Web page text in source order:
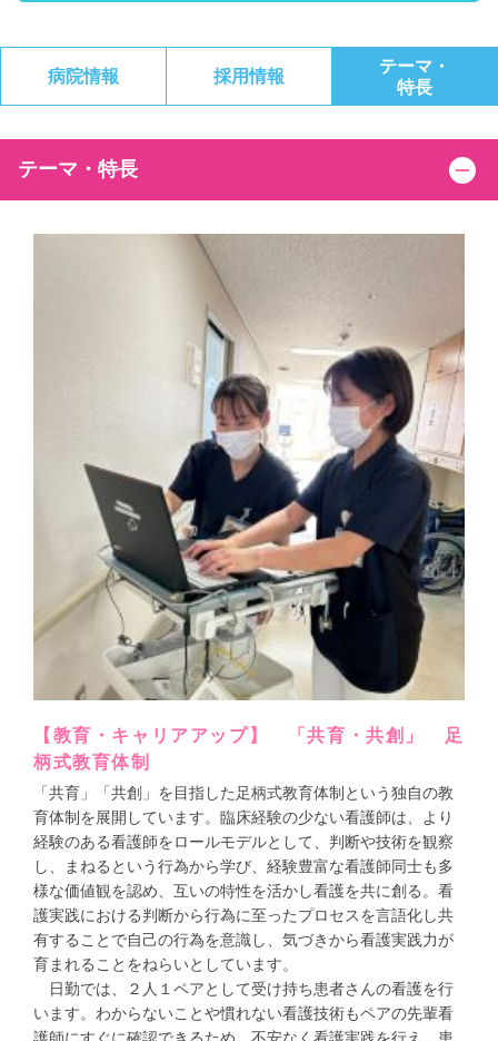
病院情報 採用情報
テーマ・
特長
テーマ・特長
【教育・キャリアアップ】 「共育・共創」 足
柄式教育体制
「共育」「共創」を目指した足柄式教育体制という独自の教
育体制を展開しています。臨床経験の少ない看護師は、より
経験のある看護師をロールモデルとして、判断や技術を観察
し、まねるという行為から学び、経験豊富な看護師同士も多
様な価値観を認め、互いの特性を活かし看護を共に創る。看
護実践における判断から行為に至ったプロセスを言語化し共
有することで自己の行為を意識し、気づきから看護実践力が
育まれることをねらいとしています。
日勤では、２人１ペアとして受け持ち患者さんの看護を行
います。わからないことや慣れない看護技術もペアの先輩看